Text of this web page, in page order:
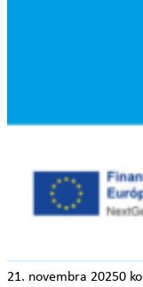
21. novembra 20250